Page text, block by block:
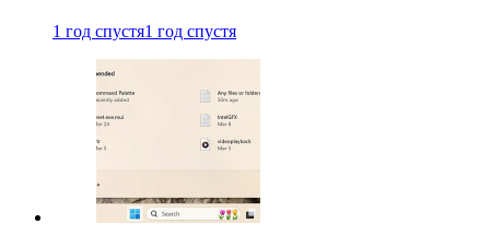
1 год спустя1 год спустя